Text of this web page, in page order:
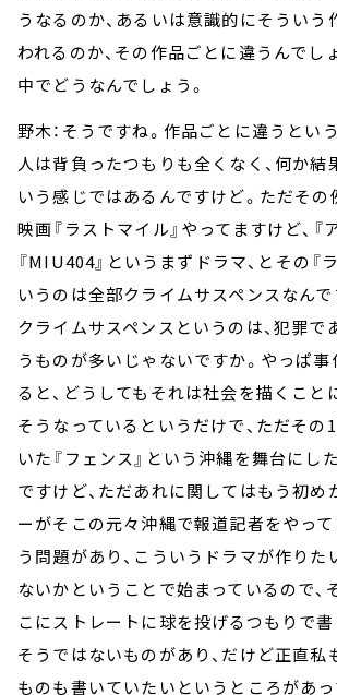
うなるのか、あるいは意識的にそういう
われるのか、その作品ごとに違うんでし
中でどうなんでしょう。
野木：そうですね。作品ごとに違うとい
人は背負ったつもりも全くなく、何か結
いう感じではあるんですけど。ただそ
映画『ラストマイル』やってますけど、『
『MIU404』というまずドラマ、とその『
いうのは全部クライムサスペンスなんで
クライムサスペンスというのは、犯罪で
うものが多いじゃないですか。やっぱ
ると、どうしてもそれは社会を描くこと
そうなっているというだけで、ただその
いた『フェンス』という沖縄を舞台にし
ですけど、ただあれに関してはもう初め
ーがそこの元々沖縄で報道記者をやって
う問題があり、こういうドラマが作りた
ないかということで始まっているので、
こにストレートに球を投げるつもりで書
そうではないものがあり、だけど正直私
ものも書いていたいというところがあっ